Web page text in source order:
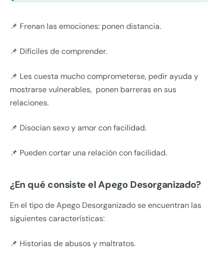
📌 Frenan las emociones: ponen distancia.
📌 Difíciles de comprender.
📌 Les cuesta mucho comprometerse, pedir ayuda y
mostrarse vulnerables, ponen barreras en sus
relaciones.
📌 Disocian sexo y amor con facilidad.
📌 Pueden cortar una relación con facilidad.
¿En qué consiste el Apego Desorganizado?
En el tipo de Apego Desorganizado se encuentran las
siguientes características:
📌 Historias de abusos y maltratos.